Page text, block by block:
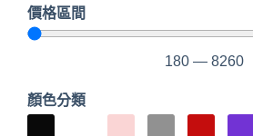
價格區間
180 — 8260
顏色分類